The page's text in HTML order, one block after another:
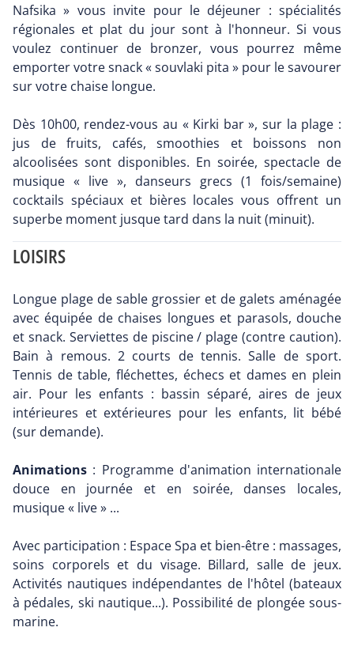
Nafsika » vous invite pour le déjeuner : spécialités
régionales et plat du jour sont à l'honneur. Si vous
voulez continuer de bronzer, vous pourrez même
emporter votre snack « souvlaki pita » pour le savourer
sur votre chaise longue.
Dès 10h00, rendez-vous au « Kirki bar », sur la plage :
jus de fruits, cafés, smoothies et boissons non
alcoolisées sont disponibles. En soirée, spectacle de
musique « live », danseurs grecs (1 fois/semaine)
cocktails spéciaux et bières locales vous offrent un
superbe moment jusque tard dans la nuit (minuit).
LOISIRS
Longue plage de sable grossier et de galets aménagée
avec équipée de chaises longues et parasols, douche
et snack. Serviettes de piscine / plage (contre caution).
Bain à remous. 2 courts de tennis. Salle de sport.
Tennis de table, fléchettes, échecs et dames en plein
air. Pour les enfants : bassin séparé, aires de jeux
intérieures et extérieures pour les enfants, lit bébé
(sur demande).
Animations : Programme d'animation internationale
douce en journée et en soirée, danses locales,
musique « live » ...
Avec participation : Espace Spa et bien-être : massages,
soins corporels et du visage. Billard, salle de jeux.
Activités nautiques indépendantes de l'hôtel (bateaux
à pédales, ski nautique...). Possibilité de plongée sous-
marine.